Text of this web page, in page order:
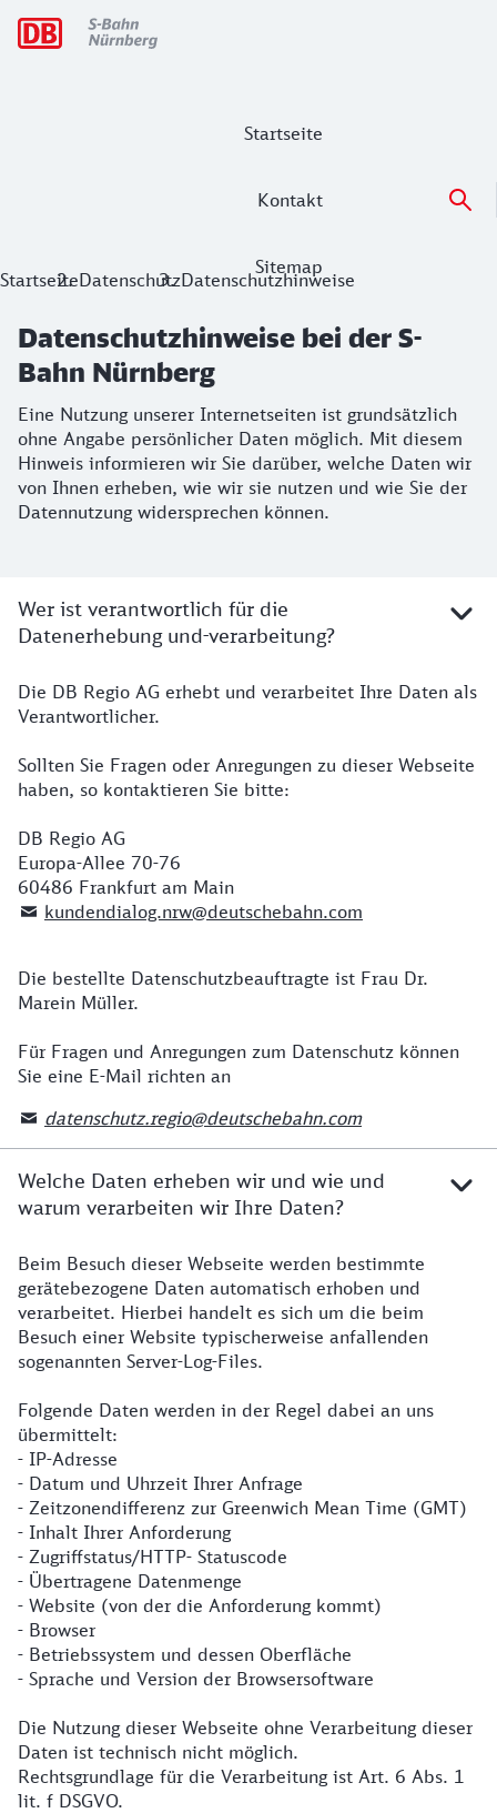
Startseite
Kontakt
Sitemap
Hauptnavigation
Datenschutzhinweise bei der S-Bahn
StartseiteDatenschutzDatenschutzhinweise
Datenschutzhinweise bei der S-
Bahn Nürnberg
Eine Nutzung unserer Internetseiten ist grundsätzlich
ohne Angabe persönlicher Daten möglich. Mit diesem
Hinweis informieren wir Sie darüber, welche Daten wir
von Ihnen erheben, wie wir sie nutzen und wie Sie der
Datennutzung widersprechen können.
Wer ist verantwortlich für die
Datenerhebung und-verarbeitung?
Die DB Regio AG erhebt und verarbeitet Ihre Daten als
Verantwortlicher.
Sollten Sie Fragen oder Anregungen zu dieser Webseite
haben, so kontaktieren Sie bitte:
DB Regio AG
Europa-Allee 70-76
60486 Frankfurt am Main
kundendialog.nrw@deutschebahn.com
Die bestellte Datenschutzbeauftragte ist Frau Dr.
Marein Müller.
Für Fragen und Anregungen zum Datenschutz können
Sie eine E-Mail richten an
datenschutz.regio@deutschebahn.com
Welche Daten erheben wir und wie und
warum verarbeiten wir Ihre Daten?
Beim Besuch dieser Webseite werden bestimmte
gerätebezogene Daten automatisch erhoben und
verarbeitet. Hierbei handelt es sich um die beim
Besuch einer Website typischerweise anfallenden
sogenannten Server-Log-Files.
Folgende Daten werden in der Regel dabei an uns
übermittelt:
- IP-Adresse
- Datum und Uhrzeit Ihrer Anfrage
- Zeitzonendifferenz zur Greenwich Mean Time (GMT)
- Inhalt Ihrer Anforderung
- Zugriffstatus/HTTP- Statuscode
- Übertragene Datenmenge
- Website (von der die Anforderung kommt)
- Browser
- Betriebssystem und dessen Oberfläche
- Sprache und Version der Browsersoftware
Die Nutzung dieser Webseite ohne Verarbeitung dieser
Daten ist technisch nicht möglich.
Rechtsgrundlage für die Verarbeitung ist Art. 6 Abs. 1
lit. f DSGVO.